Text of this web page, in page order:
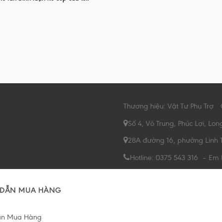
Thương hiệu: Vật Tư Phụ Trợ
Số 4, Võ Trung, Phúc Lợi,
28A đường 16, phường Linh
Hotline: 0375 543 316 – Em
MUA HÀNG
Mua Hàng